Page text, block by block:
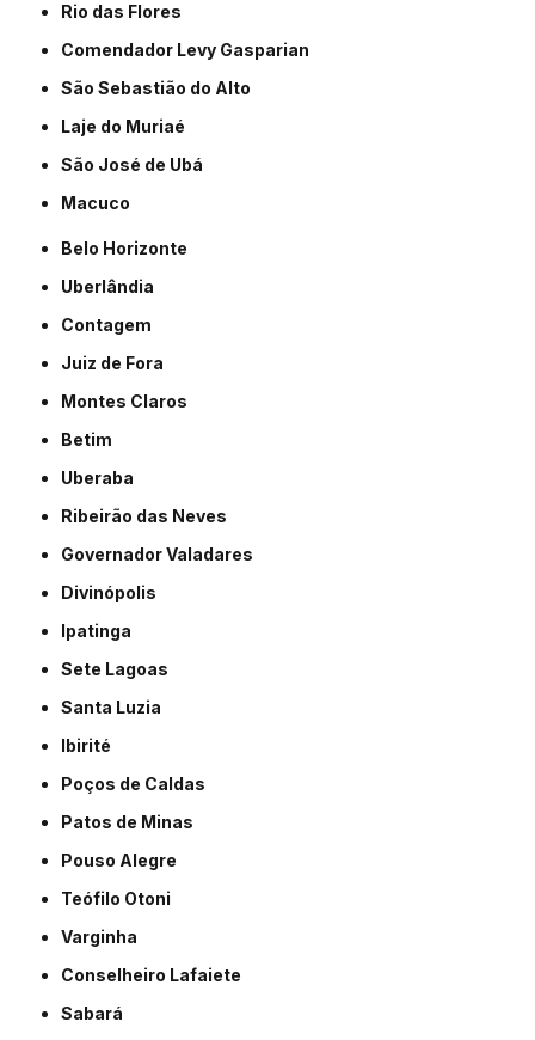
Rio das Flores
Comendador Levy Gasparian
São Sebastião do Alto
Laje do Muriaé
São José de Ubá
Macuco
Belo Horizonte
Uberlândia
Contagem
Juiz de Fora
Montes Claros
Betim
Uberaba
Ribeirão das Neves
Governador Valadares
Divinópolis
Ipatinga
Sete Lagoas
Santa Luzia
Ibirité
Poços de Caldas
Patos de Minas
Pouso Alegre
Teófilo Otoni
Varginha
Conselheiro Lafaiete
Sabará